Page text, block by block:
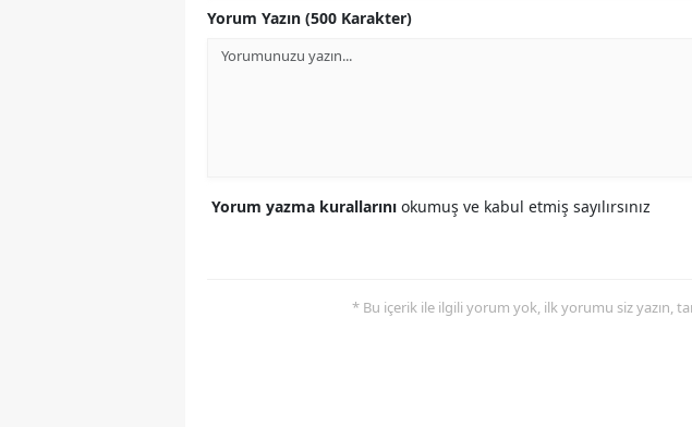
Yorum Yazın (500 Karakter)
Yorum yazma kurallarını okumuş ve kabul etmiş sayılırsınız
* Bu içerik ile ilgili yorum yok, ilk yorumu siz yazın,